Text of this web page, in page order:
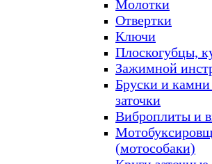
Молотки
Отвертки
Ключи
Плоскогубцы,
Зажимной
Бруски и камни
заточки
Виброплиты и
(мотособаки)